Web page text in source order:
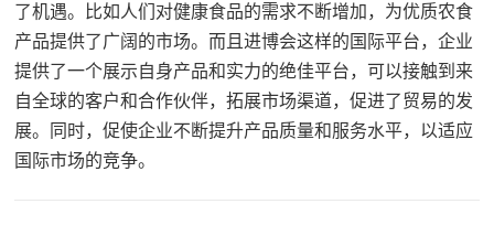
了机遇。比如人们对健康食品的需求不断增加，为优质农食
产品提供了广阔的市场。而且进博会这样的国际平台，企业
提供了一个展示自身产品和实力的绝佳平台，可以接触到来
自全球的客户和合作伙伴，拓展市场渠道，促进了贸易的发
展。同时，促使企业不断提升产品质量和服务水平，以适应
国际市场的竞争。